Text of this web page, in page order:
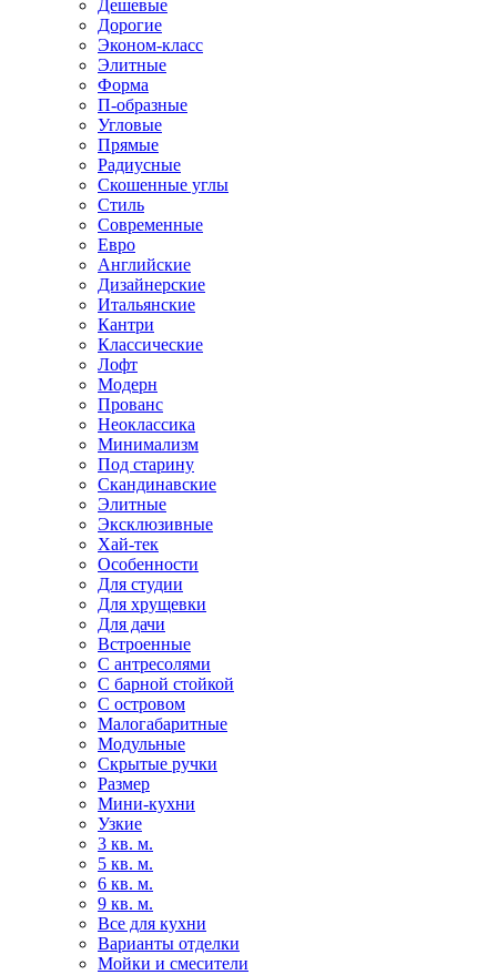
Дешевые
Дорогие
Эконом-класс
Элитные
Форма
П-образные
Угловые
Прямые
Радиусные
Скошенные углы
Стиль
Современные
Евро
Английские
Дизайнерские
Итальянские
Кантри
Классические
Лофт
Модерн
Прованс
Неоклассика
Минимализм
Под старину
Скандинавские
Элитные
Эксклюзивные
Хай-тек
Особенности
Для студии
Для хрущевки
Для дачи
Встроенные
С антресолями
С барной стойкой
С островом
Малогабаритные
Модульные
Скрытые ручки
Размер
Мини-кухни
Узкие
3 кв. м.
5 кв. м.
6 кв. м.
9 кв. м.
Все для кухни
Варианты отделки
Мойки и смесители